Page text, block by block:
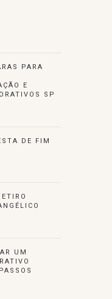
PARA
E
SP
DE FIM
UM